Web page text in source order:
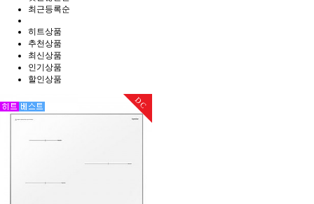
최근등록순
히트상품
추천상품
최신상품
인기상품
할인상품
DC